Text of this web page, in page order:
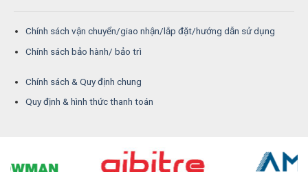
Chính sách vận chuyển/giao nhận/lắp đặt/hướng dẫn sử dụng
Chính sách bảo hành/ bảo trì
Chính sách & Quy định chung
Quy định & hình thức thanh toán